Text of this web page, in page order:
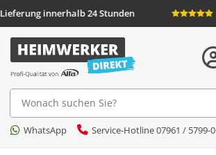
Lieferung innerhalb 24 Stunden
Suche
WhatsApp Service-Hotline 07961 / 5799-0